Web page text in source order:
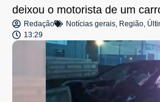
deixou o motorista de um
Redação Notícias gerais, Região,
13:29